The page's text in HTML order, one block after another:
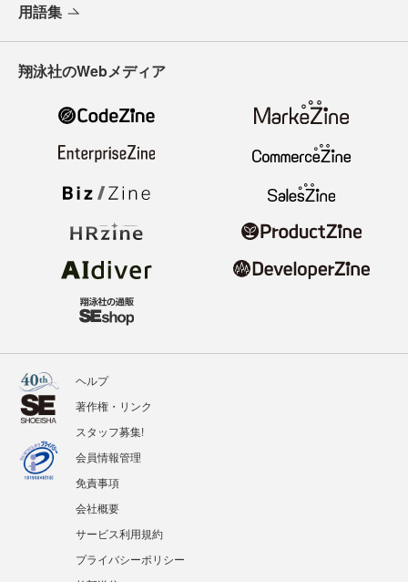
用語集
翔泳社のWebメディア
ヘルプ
著作権・リンク
スタッフ募集!
会員情報管理
免責事項
会社概要
サービス利用規約
プライバシーポリシー